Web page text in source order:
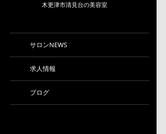
木更津市清見台の美容室
サロンNEWS
求人情報
ブログ